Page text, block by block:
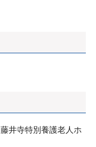
井寺特別養護老人ホ